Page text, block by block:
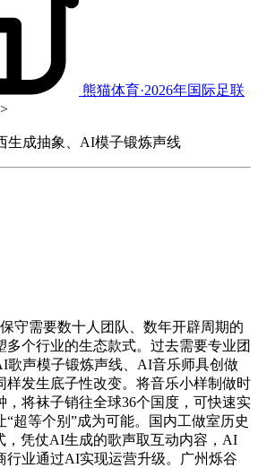
熊猫体育·2026年国际足联
>
生成抽象、AI模子锻炼声线
需要数十人团队、数年开辟周期的
多个行业的生态款式。过去需要专业团
歌声模子锻炼声线、AI音乐师具创做
样发生底子性改变。将音乐小样制做时
，将袜子销往全球36个国度，可快速实
超等个别”成为可能。国内工做室历史
，凭仗AI生成的歌声取互动内容，AI
行业通过AI实现运营升级。广州烁谷